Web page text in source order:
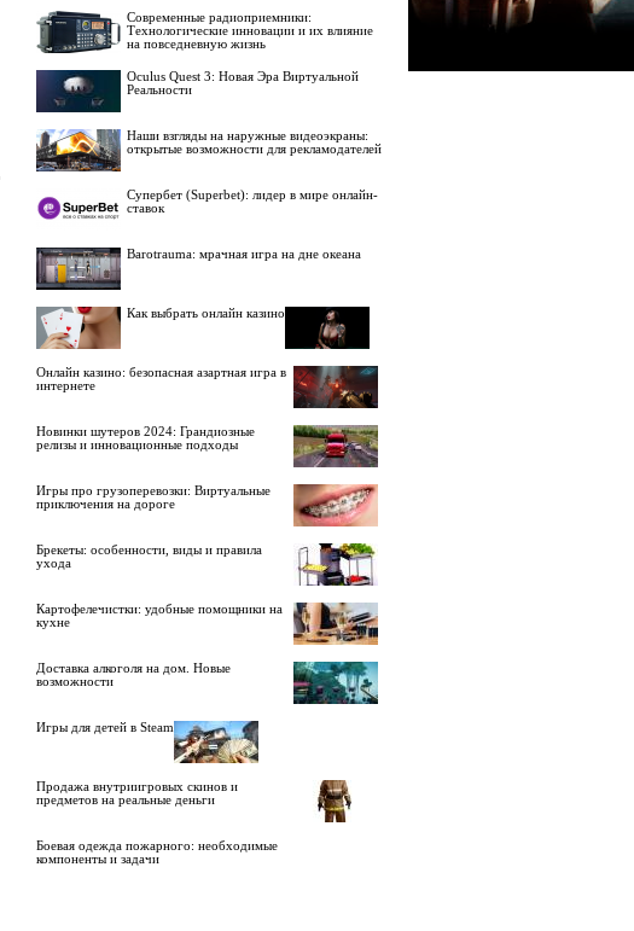
Современные радиоприемники:
Технологические инновации и их влияние
на повседневную жизнь
Oculus Quest 3: Новая Эра Виртуальной
Реальности
Наши взгляды на наружные видеоэкраны:
открытые возможности для рекламодателей
Супербет (Superbet): лидер в мире онлайн-
ставок
Barotrauma: мрачная игра на дне океана
Как выбрать онлайн казино
Онлайн казино: безопасная азартная игра в
интернете
Новинки шутеров 2024: Грандиозные
релизы и инновационные подходы
Игры про грузоперевозки: Виртуальные
приключения на дороге
Брекеты: особенности, виды и правила
ухода
Картофелечистки: удобные помощники на
кухне
Доставка алкоголя на дом. Новые
возможности
Игры для детей в Steam
Продажа внутриигровых скинов и
предметов на реальные деньги
Боевая одежда пожарного: необходимые
компоненты и задачи